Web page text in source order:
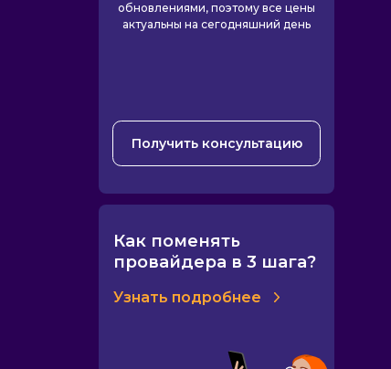
обновлениями, поэтому все цены
актуальны на сегодняшний день
Получить консультацию
Как поменять
провайдера в 3 шага?
Узнать подробнее